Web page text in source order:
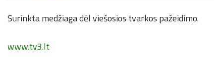
Surinkta medžiaga dėl viešosios tvarkos pažeidimo.
www.tv3.lt